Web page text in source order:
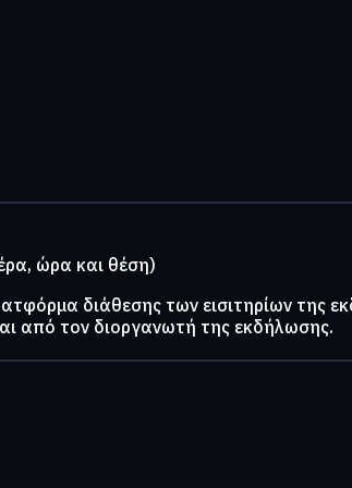
ώρα και θέση)
διάθεσης των εισιτηρίων της
από τον διοργανωτή της εκδήλωσης.